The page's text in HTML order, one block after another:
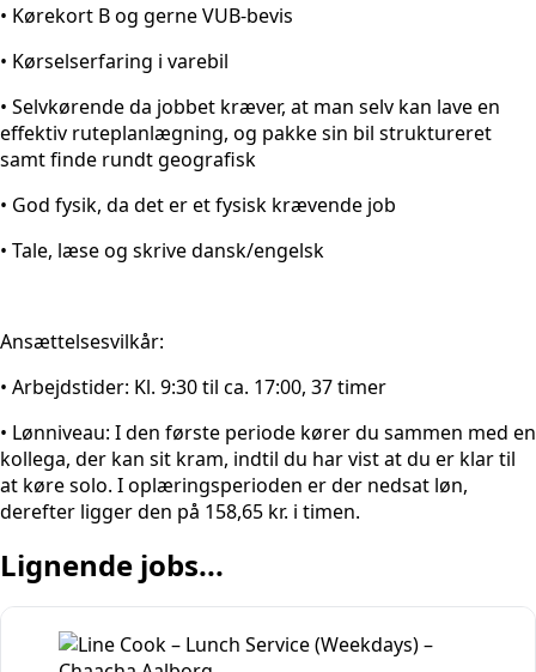
• Kørekort B og gerne VUB-bevis
• Kørselserfaring i varebil
• Selvkørende da jobbet kræver, at man selv kan lave en
effektiv ruteplanlægning, og pakke sin bil struktureret
samt finde rundt geografisk
• God fysik, da det er et fysisk krævende job
• Tale, læse og skrive dansk/engelsk
Ansættelsesvilkår:
• Arbejdstider: Kl. 9:30 til ca. 17:00, 37 timer
• Lønniveau: I den første periode kører du sammen med en
kollega, der kan sit kram, indtil du har vist at du er klar til
at køre solo. I oplæringsperioden er der nedsat løn,
derefter ligger den på 158,65 kr. i timen.
Lignende jobs...